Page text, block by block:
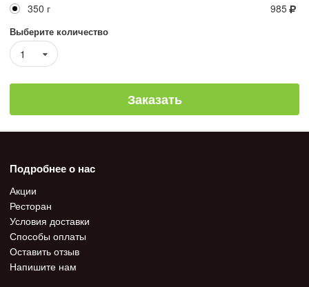
350 г 985
Выберите количество
1
Заказать
Подробнее о нас
Акции
Ресторан
Условия доставки
Способы оплаты
Оставить отзыв
Напишите нам